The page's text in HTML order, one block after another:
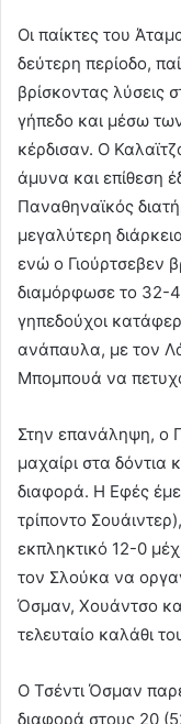
Οι παίκτες του
δεύτερη περίοδο,
βρίσκοντας λύσεις
γήπεδο και μέσω
κέρδισαν. Ο
άμυνα και επίθεση
Παναθηναϊκός
μεγαλύτερη
ενώ ο Γιούρτσεβεν
διαμόρφωσε το 32-
γηπεδούχοι
ανάπαυλα, με τον
Μπομπουά να
Στην επανάληψη, ο
μαχαίρι στα δόντια
διαφορά. Η Εφές
τρίποντο
εκπληκτικό 12-0
τον Σλούκα να
Όσμαν, Χουάντσο
τελευταίο καλάθι
Ο Τσέντι Όσμαν
διαφορά στους 20